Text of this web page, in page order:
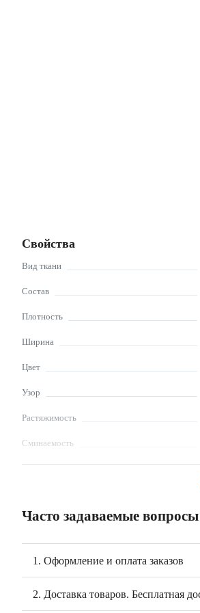
Свойства
Вид ткани
Состав
Плотность
Ширина
Цвет
Узор
Растяжимость
Сминаемость
Описание
Фуле с вареным эффектом без ворса «Синяя
взрослых.
Часто задаваемые вопросы
1. Оформление и оплата заказов
2. Доставка товаров. Бесплатная